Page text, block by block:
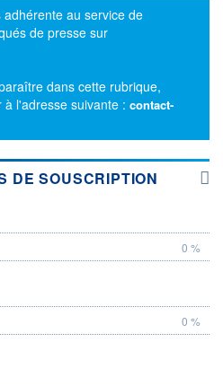
au service de
de presse sur
dans cette rubrique,
l'adresse suivante : contact-
DE SOUSCRIPTION
0 %
0 %